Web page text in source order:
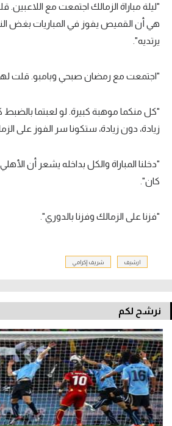
"ليلة مباراة الزمالك اجتمعت مع
هي أن القميص يفوز في المباريات بغض
يرتديه".
"اجتمعت مع رمضان صبحي وبامبو. قلت
"كل منكما موهبة كبيرة. لو لعبتما
زيادة، دون زيادة، ستكونا سر الفوز على
"دخلنا المباراة والكل بداخله يشعر أن
كان".
"فزنا على الزمالك وفزنا بالدوري".
ارشيف شريف إكرامي
نرشح لكم